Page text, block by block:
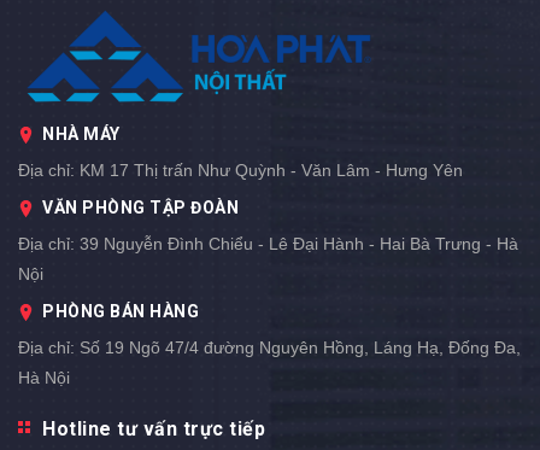
NHÀ MÁY
Địa chỉ: KM 17 Thị trấn Như Quỳnh - Văn Lâm - Hưng Yên
VĂN PHÒNG TẬP ĐOÀN
Địa chỉ: 39 Nguyễn Đình Chiểu - Lê Đại Hành - Hai Bà Trưng - Hà
Nội
PHÒNG BÁN HÀNG
Địa chỉ: Số 19 Ngõ 47/4 đường Nguyên Hồng, Láng Hạ, Đống Đa,
Hà Nội
Hotline tư vấn trực tiếp